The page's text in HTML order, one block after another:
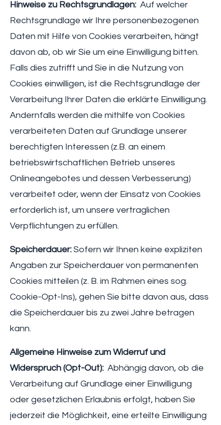
Hinweise zu Rechtsgrundlagen: Auf welcher
Rechtsgrundlage wir Ihre personenbezogenen
Daten mit Hilfe von Cookies verarbeiten, hängt
davon ab, ob wir Sie um eine Einwilligung bitten.
Falls dies zutrifft und Sie in die Nutzung von
Cookies einwilligen, ist die Rechtsgrundlage der
Verarbeitung Ihrer Daten die erklärte Einwilligung.
Andernfalls werden die mithilfe von Cookies
verarbeiteten Daten auf Grundlage unserer
berechtigten Interessen (z.B. an einem
betriebswirtschaftlichen Betrieb unseres
Onlineangebotes und dessen Verbesserung)
verarbeitet oder, wenn der Einsatz von Cookies
erforderlich ist, um unsere vertraglichen
Verpflichtungen zu erfüllen.
Speicherdauer: Sofern wir Ihnen keine expliziten
Angaben zur Speicherdauer von permanenten
Cookies mitteilen (z. B. im Rahmen eines sog.
Cookie-Opt-Ins), gehen Sie bitte davon aus, dass
die Speicherdauer bis zu zwei Jahre betragen
kann.
Allgemeine Hinweise zum Widerruf und
Widerspruch (Opt-Out): Abhängig davon, ob die
Verarbeitung auf Grundlage einer Einwilligung
oder gesetzlichen Erlaubnis erfolgt, haben Sie
jederzeit die Möglichkeit, eine erteilte Einwilligung